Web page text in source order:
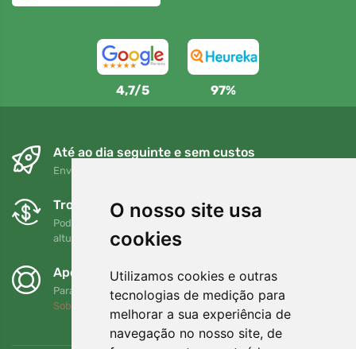
O nosso site usa
cookies
Utilizamos cookies e outras
tecnologias de medição para
melhorar a sua experiência de
navegação no nosso site, de
4,7/5 97%
Até ao dia seguinte e sem custos
Envio gratuito para encomendas superiores a 80 EUR
Trocas e devoluções gratuitas
Pode devolver ou trocar a sua encomenda em qualquer
altura no prazo de 90 dias
Apoiamos a Trees.org
Para cada encomenda plantamos uma árvore! Leia mais
Sobre nós